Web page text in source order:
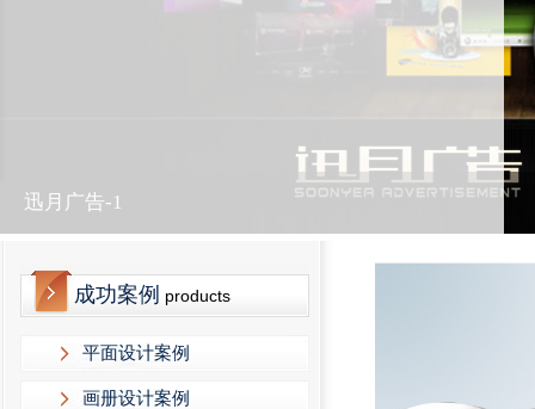
迅月广告-1
成功案例 products
平面设计案例
画册设计案例